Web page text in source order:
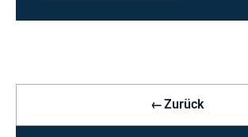
←Zurück